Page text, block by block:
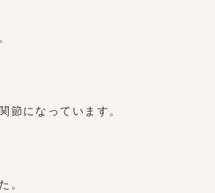
節になっています。
。